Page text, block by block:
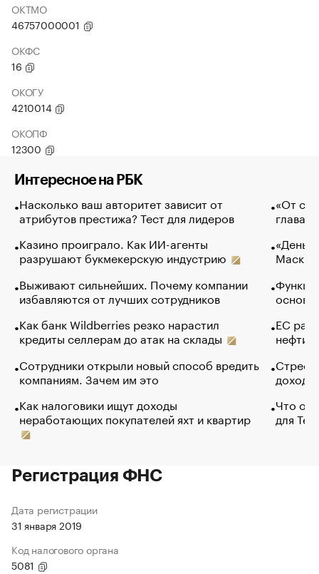
ОКТМО
46757000001
ОКФС
16
ОКОГУ
4210014
ОКОПФ
12300
Интересное на РБК
Насколько ваш авторитет зависит от
атрибутов престижа? Тест для лидеров
Казино проиграло. Как ИИ-агенты
разрушают букмекерскую индустрию
Выживают сильнейших. Почему компании
избавляются от лучших сотрудников
Как банк Wildberries резко нарастил
кредиты селлерам до атак на склады
Сотрудники открыли новый способ вредить
компаниям. Зачем им это
Как налоговики ищут доходы
неработающих покупателей яхт и квартир
«От
глава
Маск в
основ
ЕС
нефти
Что
для
Регистрация ФНС
Дата регистрации
31 января 2019
Код налогового органа
5081